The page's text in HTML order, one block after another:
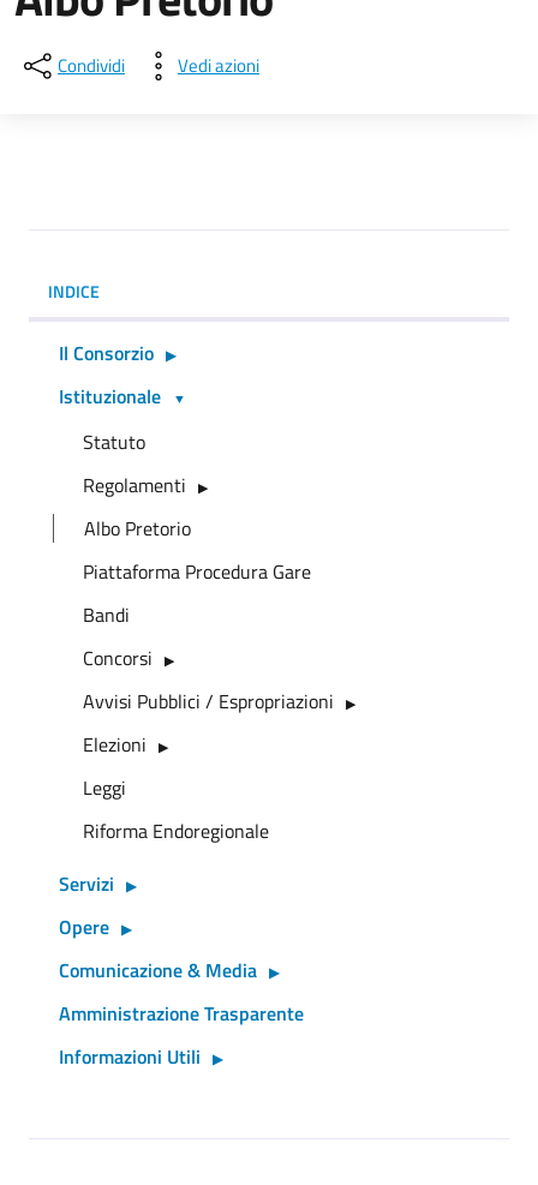
Condividi Vedi azioni
INDICE
Il Consorzio
Istituzionale
Statuto
Regolamenti
Albo Pretorio
Piattaforma Procedura Gare
Bandi
Concorsi
Avvisi Pubblici / Espropriazioni
Elezioni
Leggi
Riforma Endoregionale
Servizi
Opere
Comunicazione & Media
Amministrazione Trasparente
Informazioni Utili